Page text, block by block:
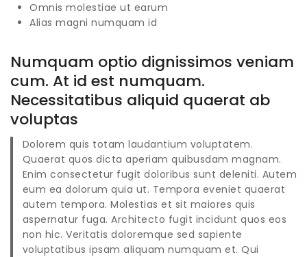
Omnis molestiae ut earum
Alias magni numquam id
Numquam optio dignissimos veniam
cum. At id est numquam.
Necessitatibus aliquid quaerat ab
voluptas
Dolorem quis totam laudantium voluptatem.
Quaerat quos dicta aperiam quibusdam magnam.
Enim consectetur fugit doloribus sunt deleniti. Autem
eum ea dolorum quia ut. Tempora eveniet quaerat
autem tempora. Molestias et sit maiores quis
aspernatur fuga. Architecto fugit incidunt quos eos
non hic. Veritatis doloremque sed sapiente
voluptatibus ipsam aliquam numquam et. Qui